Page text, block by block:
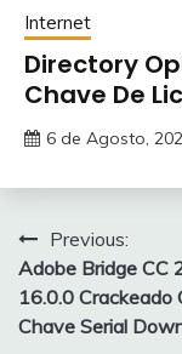
Internet
Directory
Chave De
6 de Agosto,
Navegação
de
artigos
Previous:
Adobe Bridge CC
16.0.0 Crackeado
Chave Serial